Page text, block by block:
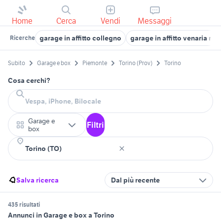
Home Cerca Vendi Messaggi
Ricerche garage in affitto collegno garage in affitto venaria
Subito Garage e box Piemonte Torino (Prov) Torino
Cosa cerchi?
Garage e
box
Filtri
Salva ricerca Dal più recente
435 risultati
Annunci in Garage e box a Torino